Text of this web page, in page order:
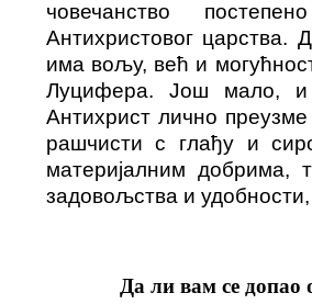
човечанство
Антихристовог
има вољу, већ и
Луцифера. Још мало, и
Антихрист лично
рашчисти с глађу и
материјалним
задовољства и
Да ли вам се допао